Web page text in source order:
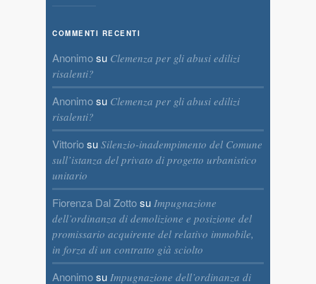
COMMENTI RECENTI
Anonimosu Clemenza per gli abusi edilizi
risalenti?
Anonimosu Clemenza per gli abusi edilizi
risalenti?
Vittoriosu Silenzio-inadempimento del Comune
sull’istanza del privato di progetto urbanistico
unitario
Fiorenza Dal Zottosu Impugnazione
dell’ordinanza di demolizione e posizione del
promissario acquirente del relativo immobile,
in forza di un contratto già sciolto
Anonimosu Impugnazione dell’ordinanza di